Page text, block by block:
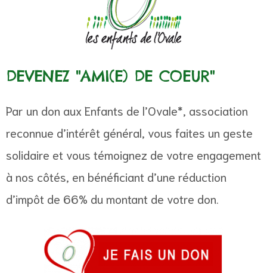
DEVENEZ "AMI(E) DE COEUR"
Par un don aux Enfants de l’Ovale*, association
reconnue d’intérêt général, vous faites un geste
solidaire et vous témoignez de votre engagement
à nos côtés, en bénéficiant d’une réduction
d’impôt de 66% du montant de votre don.